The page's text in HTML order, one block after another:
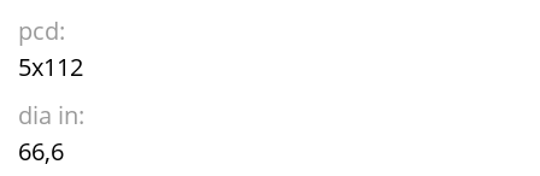
pcd:
5x112
dia in:
66,6